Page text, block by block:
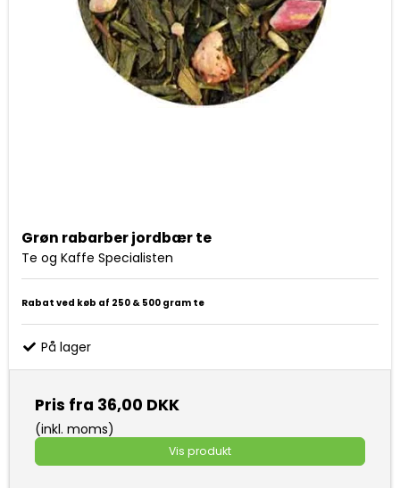
Grøn rabarber jordbær te
Te og Kaffe Specialisten
Rabat ved køb af 250 & 500 gram te
På lager
Pris fra 36,00 DKK
(inkl. moms)
Vis produkt